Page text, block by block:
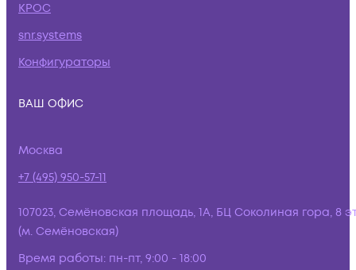
КРОС
snr.systems
Конфигураторы
ВАШ ОФИС
Москва
+7 (495) 950-57-11
107023, Семёновская площадь, 1А, БЦ Соколиная гора, 8
(м. Семёновская)
Время работы: пн-пт, 9:00 - 18:00